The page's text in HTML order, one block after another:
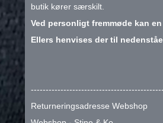
butik kører særskilt.
Ved personligt fremmøde kan
Ellers henvises der til
Returneringsadresse Webshop